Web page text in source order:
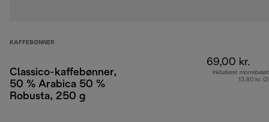
KAFFEBØNNER
Classico-kaffebønner,
50 % Arabica 50 %
Robusta, 250 g
69,00 kr.
Inkluderet
13,80 kr.